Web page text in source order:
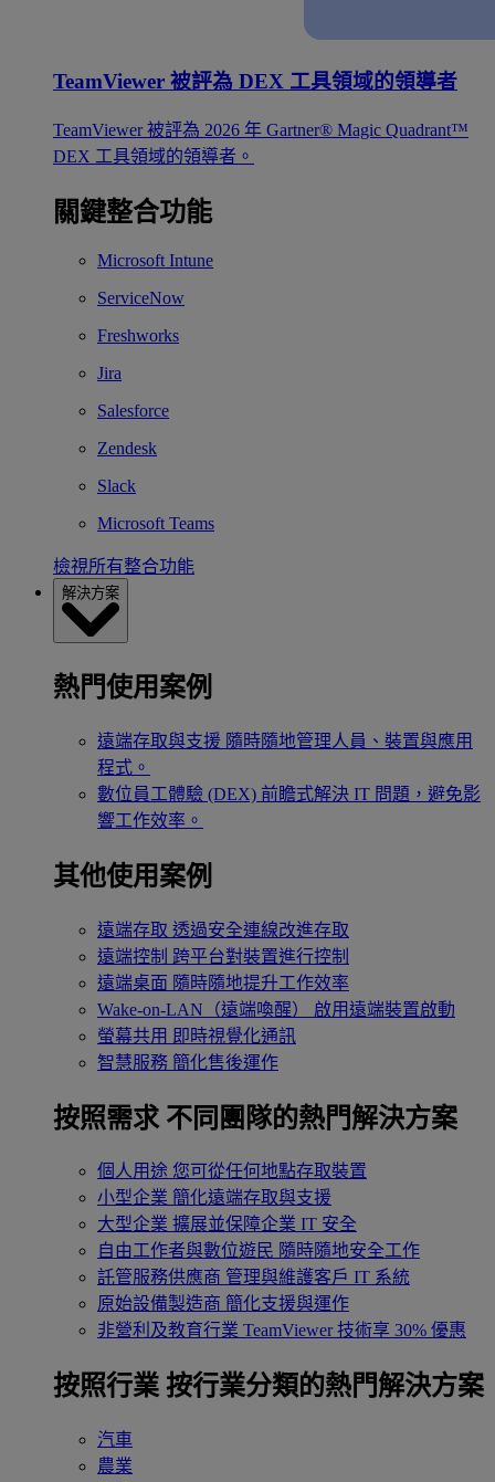
TeamViewer 被評為 DEX 工具領域的領導者
TeamViewer 被評為 2026 年 Gartner® Magic Quadrant™
DEX 工具領域的領導者。
關鍵整合功能
Microsoft Intune
ServiceNow
Freshworks
Jira
Salesforce
Zendesk
Slack
Microsoft Teams
檢視所有整合功能
解決方案
熱門使用案例
遠端存取與支援 隨時隨地管理人員、裝置與應用
程式。
數位員工體驗 (DEX) 前瞻式解決 IT 問題，避免影
響工作效率。
其他使用案例
遠端存取 透過安全連線改進存取
遠端控制 跨平台對裝置進行控制
遠端桌面 隨時隨地提升工作效率
Wake-on-LAN（遠端喚醒）
啟用遠端裝置啟動
螢幕共用 即時視覺化通訊
智慧服務 簡化售後運作
按照需求 不同團隊的熱門解決方案
個人用途 您可從任何地點存取裝置
小型企業 簡化遠端存取與支援
大型企業 擴展並保障企業 IT 安全
自由工作者與數位遊民 隨時隨地安全工作
託管服務供應商 管理與維護客戶 IT 系統
原始設備製造商 簡化支援與運作
非營利及教育行業 TeamViewer 技術享 30% 優惠
按照行業 按行業分類的熱門解決方案
汽車
農業